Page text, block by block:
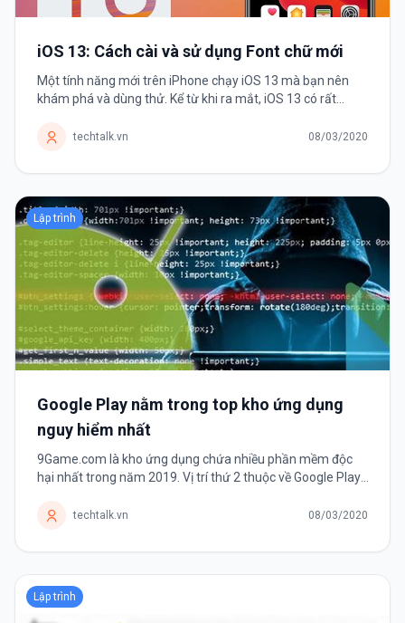
iOS 13: Cách cài và sử dụng Font chữ mới
Một tính năng mới trên iPhone chạy iOS 13 mà bạn nên
khám phá và dùng thử. Kể từ khi ra mắt, iOS 13 có rất
cấp. Và Font chữ chính...
techtalk.vn 08/03/2020
Lập trình
Google Play nằm trong top kho ứng dụng
nguy hiểm nhất
9Game.com là kho ứng dụng chứa nhiều phần mềm độc
hại nhất trong năm 2019. Vị trí thứ 2 thuộc về Google Play.
năm 2019 của công ty...
techtalk.vn 08/03/2020
Lập trình